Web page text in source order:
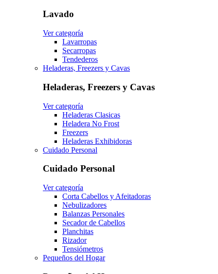
Lavado
Ver categoría
Lavarropas
Secarropas
Tendederos
Heladeras, Freezers y Cavas
Heladeras, Freezers y Cavas
Ver categoría
Heladeras Clasicas
Heladera No Frost
Freezers
Heladeras Exhibidoras
Cuidado Personal
Cuidado Personal
Ver categoría
Corta Cabellos y Afeitadoras
Nebulizadores
Balanzas Personales
Secador de Cabellos
Planchitas
Rizador
Tensiómetros
Pequeños del Hogar